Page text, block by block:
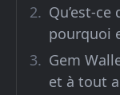
Qu’est-
pourquoi
Gem
et à tout